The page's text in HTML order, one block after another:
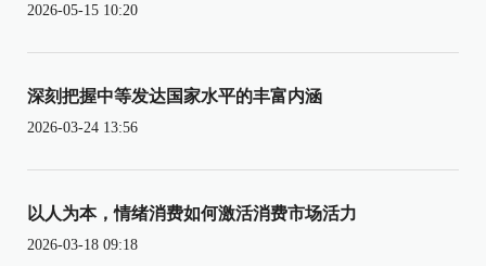
2026-05-15 10:20
深刻把握中等发达国家水平的丰富内涵
2026-03-24 13:56
以人为本，情绪消费如何激活消费市场活力
2026-03-18 09:18